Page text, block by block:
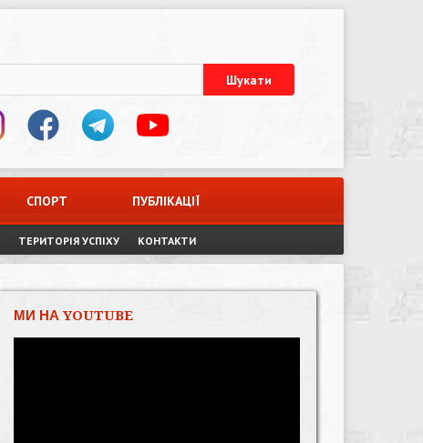
СПОРТ ПУБЛІКАЦІЇ
ТЕРИТОРІЯ УСПІХУ КОНТАКТИ
МИ НА YOUTUBE